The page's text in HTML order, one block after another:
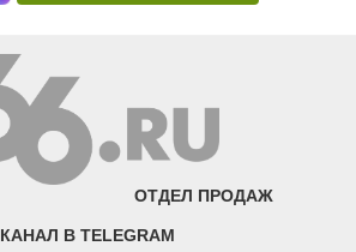
ОТДЕЛ ПРОДАЖ
КАНАЛ В TELEGRAM